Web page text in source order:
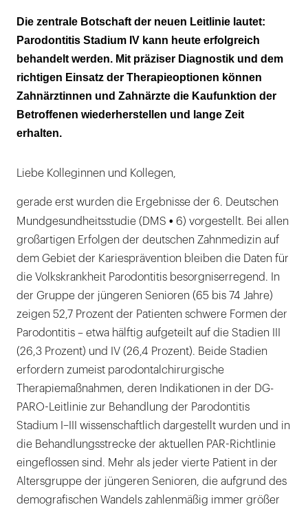
Die zentrale Botschaft der neuen Leitlinie lautet:
Parodontitis Stadium IV kann heute erfolgreich
behandelt werden. Mit präziser Diagnostik und dem
richtigen Einsatz der Therapieoptionen können
Zahnärztinnen und Zahnärzte die Kaufunktion der
Betroffenen wiederherstellen und lange Zeit
erhalten.
Liebe Kolleginnen und Kollegen,
gerade erst wurden die Ergebnisse der 6. Deutschen
Mundgesundheitsstudie (DMS • 6) vorgestellt. Bei allen
großartigen Erfolgen der deutschen Zahnmedizin auf
dem Gebiet der Kariesprävention bleiben die Daten für
die Volkskrankheit Parodontitis besorgniserregend. In
der Gruppe der jüngeren Senioren (65 bis 74 Jahre)
zeigen 52,7 Prozent der Patienten schwere Formen der
Parodontitis – etwa hälftig aufgeteilt auf die Stadien III
(26,3 Prozent) und IV (26,4 Prozent). Beide Stadien
erfordern zumeist parodontalchirurgische
Therapiemaßnahmen, deren Indikationen in der DG-
PARO-Leitlinie zur Behandlung der Parodontitis
Stadium I–III wissenschaftlich dargestellt wurden und in
die Behandlungsstrecke der aktuellen PAR-Richtlinie
eingeflossen sind. Mehr als jeder vierte Patient in der
Altersgruppe der jüngeren Senioren, die aufgrund des
demografischen Wandels zahlenmäßig immer größer